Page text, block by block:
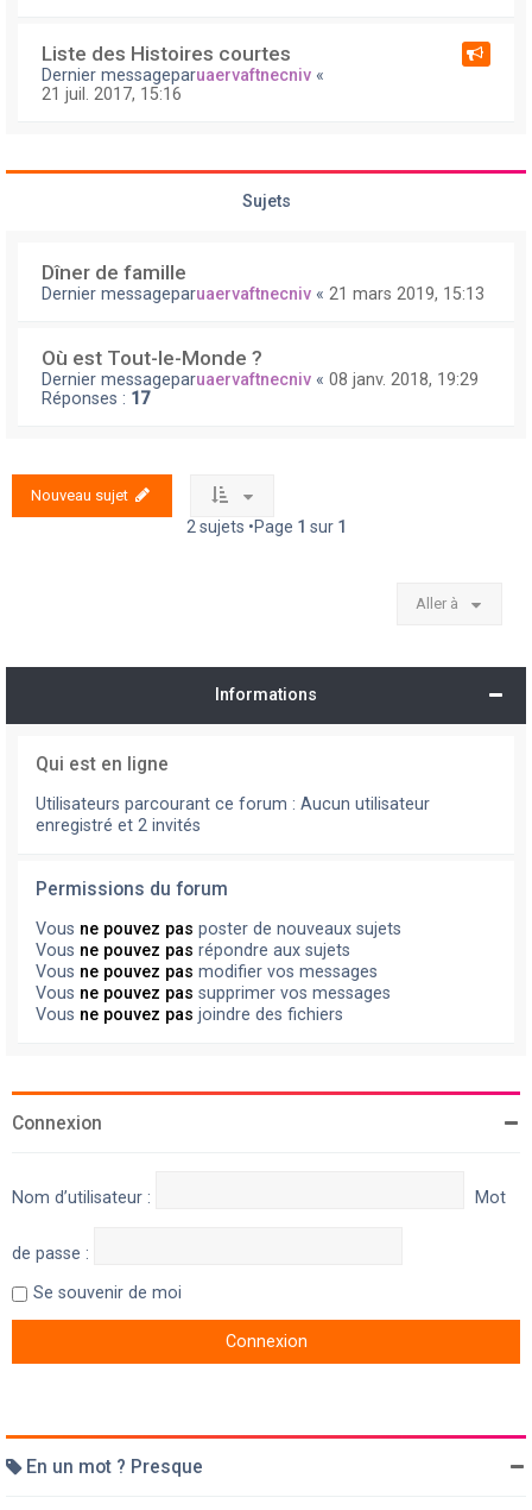
Liste des Histoires courtes
Dernier messageparuaervaftnecniv «
21 juil. 2017, 15:16
Sujets
Dîner de famille
Dernier messageparuaervaftnecniv « 21 mars 2019, 15:13
Où est Tout-le-Monde ?
Dernier messageparuaervaftnecniv « 08 janv. 2018, 19:29
Réponses : 17
Nouveau sujet
2 sujets •Page 1 sur 1
Aller à
Informations
Qui est en ligne
Utilisateurs parcourant ce forum : Aucun utilisateur
enregistré et 2 invités
Permissions du forum
Vous ne pouvez pas poster de nouveaux sujets
Vous ne pouvez pas répondre aux sujets
Vous ne pouvez pas modifier vos messages
Vous ne pouvez pas supprimer vos messages
Vous ne pouvez pas joindre des fichiers
Connexion
Nom d’utilisateur : Mot
de passe :
Se souvenir de moi
En un mot ? Presque